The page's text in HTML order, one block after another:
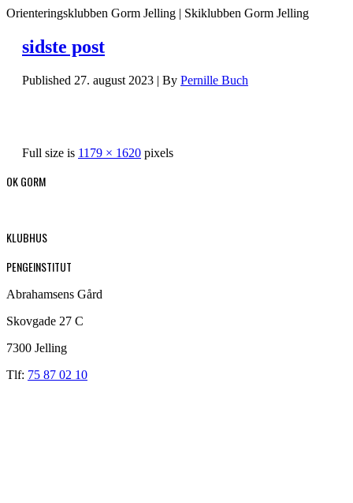
Orienteringsklubben Gorm Jelling | Skiklubben Gorm Jelling
sidste post
Published 27. august 2023 | By Pernille Buch
Full size is 1179 × 1620 pixels
OK GORM
KLUBHUS
PENGEINSTITUT
Abrahamsens Gård
Skovgade 27 C
7300 Jelling
Tlf: 75 87 02 10